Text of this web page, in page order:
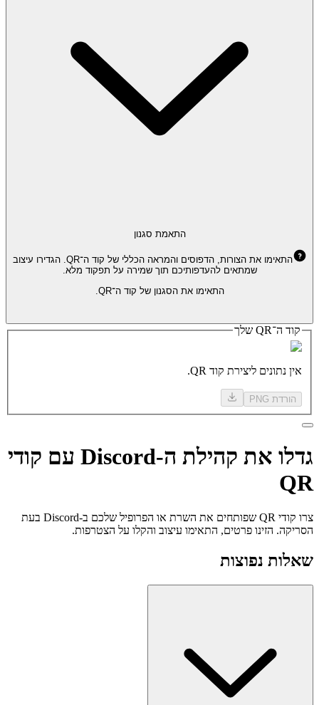
התאמת סגנון
התאימו את הצורות, הדפוסים והמראה הכללי של קוד ה־QR. הגדירו עיצוב
שמתאים להעדפותיכם תוך שמירה על תפקוד מלא.
התאימו את הסגנון של קוד ה־QR.
קוד ה־QR שלך
אין נתונים ליצירת קוד QR.
הורדת PNG
גדלו את קהילת
ה-Discord עם קודי
QR
צרו קודי QR שפותחים את השרת או הפרופיל שלכם ב-Discord בעת
הסריקה. הזינו פרטים, התאימו עיצוב והקלו על הצטרפות.
שאלות נפוצות